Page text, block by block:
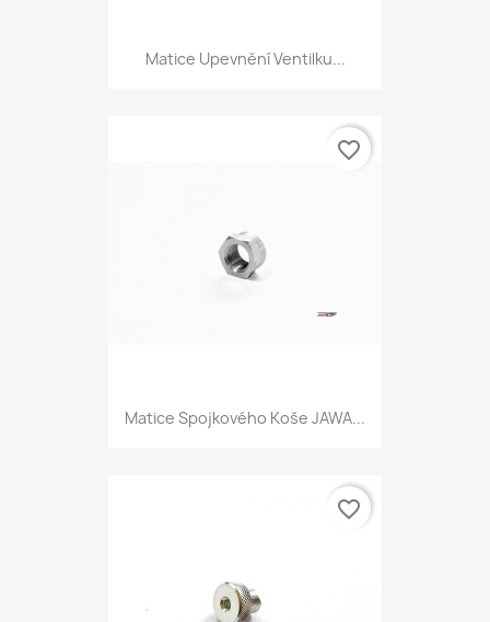
Matice Upevnění Ventilku...
Matice Spojkového Koše JAWA...
favorite_border
favorite_border